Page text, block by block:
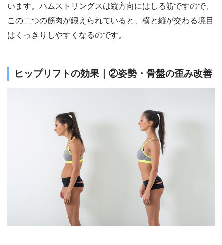
います。ハムストリングスは縦方向にはしる筋ですので、
この二つの筋肉が鍛えられていると、横と縦が交わる境目
はくっきりしやすくなるのです。
ヒップリフトの効果｜②姿勢・骨盤の歪み改善